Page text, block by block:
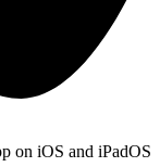
on iOS and iPadOS